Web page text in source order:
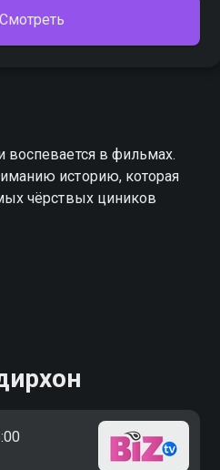
Смотреть
в фильмах.
историю, которая
чёрствых циников